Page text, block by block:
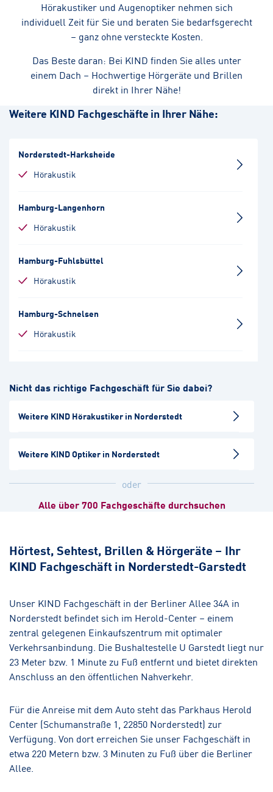
Hörakustiker und Augenoptiker nehmen sich
individuell Zeit für Sie und beraten Sie bedarfsgerecht
– ganz ohne versteckte Kosten.
Das Beste daran: Bei KIND finden Sie alles unter
einem Dach – Hochwertige Hörgeräte und Brillen
direkt in Ihrer Nähe!
Weitere KIND Fachgeschäfte in Ihrer Nähe:
Norderstedt-Harksheide
Hörakustik
Hamburg-Langenhorn
Hörakustik
Hamburg-Fuhlsbüttel
Hörakustik
Hamburg-Schnelsen
Hörakustik
Hörakustik
Hamburg-Eidelstedt
Hörakustik
Hörakustik
Augenoptik
Nicht das richtige Fachgeschäft für Sie dabei?
Weitere KIND Hörakustiker in Norderstedt
Weitere KIND Optiker in Norderstedt
oder
Alle über 700 Fachgeschäfte durchsuchen
Hörtest, Sehtest, Brillen & Hörgeräte – Ihr
KIND Fachgeschäft in Norderstedt-Garstedt
Unser KIND Fachgeschäft in der Berliner Allee 34A in
Norderstedt befindet sich im Herold-Center – einem
zentral gelegenen Einkaufszentrum mit optimaler
Verkehrsanbindung. Die Bushaltestelle U Garstedt liegt nur
23 Meter bzw. 1 Minute zu Fuß entfernt und bietet direkten
Anschluss an den öffentlichen Nahverkehr.
Für die Anreise mit dem Auto steht das Parkhaus Herold
Center (Schumanstraße 1, 22850 Norderstedt) zur
Verfügung. Von dort erreichen Sie unser Fachgeschäft in
etwa 220 Metern bzw. 3 Minuten zu Fuß über die Berliner
Allee.